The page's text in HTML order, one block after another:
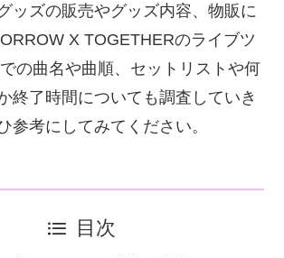
ッズの販売やグッズ内容、物販に
X TOGETHERのライブツ
の曲名や曲順、セットリストや何
終了時間についても調査していき
参考にしてみてください。
目次